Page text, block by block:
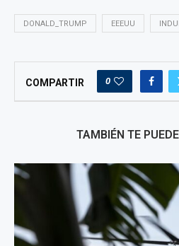
DONALD_TRUMP EEEUU
COMPARTIR 0
TAMBIÉN TE